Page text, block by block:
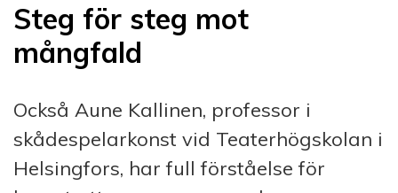
Steg för steg mot
mångfald
Också Aune Kallinen, professor i
skådespelarkonst vid Teaterhögskolan i
Helsingfors, har full förståelse för